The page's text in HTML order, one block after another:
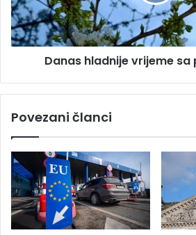
a
p
a
n
a
l
a
d
v
e
m
e
s
Danas hladnije vrijeme
Povezani članci